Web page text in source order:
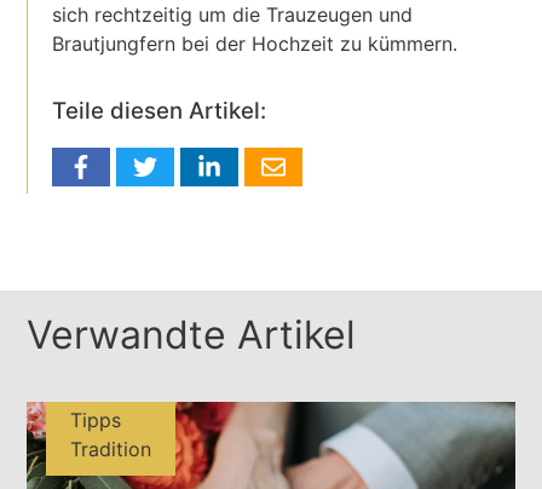
sich rechtzeitig um die Trauzeugen und
Brautjungfern bei der Hochzeit zu kümmern.
Teile diesen Artikel:
Verwandte Artikel
Tipps
Tradition